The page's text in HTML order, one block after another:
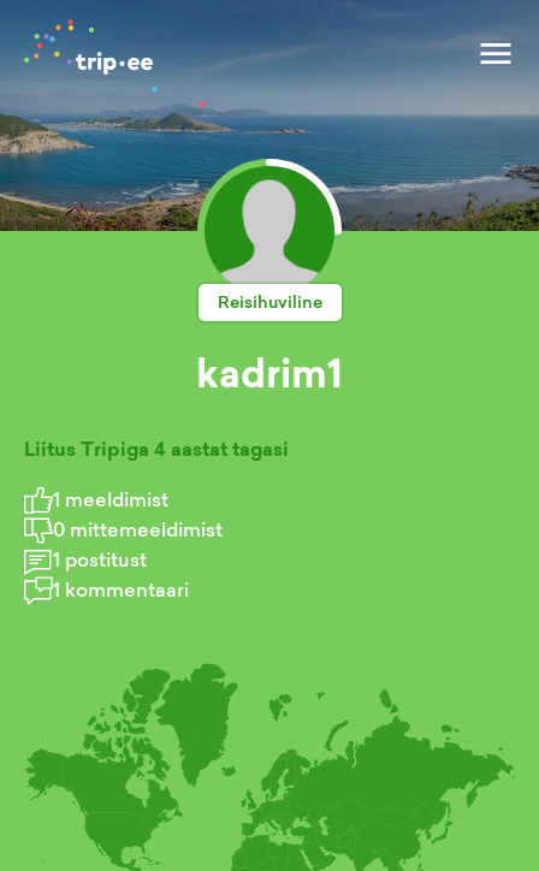
Reisihuviline
kadrim1
Liitus Tripiga 4 aastat tagasi
1 meeldimist
0 mittemeeldimist
1 postitust
1 kommentaari